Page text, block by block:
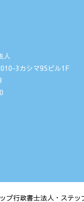
人
3カシマ95ビル1F
プ行政書士法人・ステッ